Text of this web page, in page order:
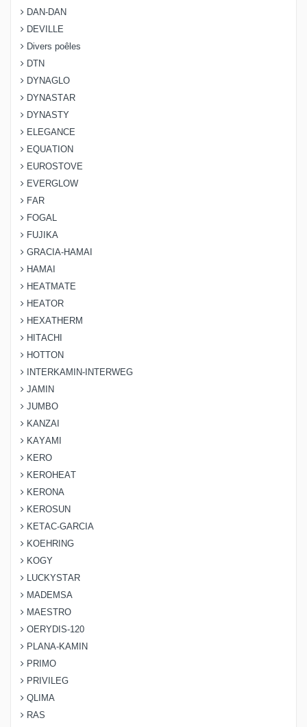
DAN-DAN
DEVILLE
Divers poêles
DTN
DYNAGLO
DYNASTAR
DYNASTY
ELEGANCE
EQUATION
EUROSTOVE
EVERGLOW
FAR
FOGAL
FUJIKA
GRACIA-HAMAI
HAMAI
HEATMATE
HEATOR
HEXATHERM
HITACHI
HOTTON
INTERKAMIN-INTERWEG
JAMIN
JUMBO
KANZAI
KAYAMI
KERO
KEROHEAT
KERONA
KEROSUN
KETAC-GARCIA
KOEHRING
KOGY
LUCKYSTAR
MADEMSA
MAESTRO
OERYDIS-120
PLANA-KAMIN
PRIMO
PRIVILEG
QLIMA
RAS